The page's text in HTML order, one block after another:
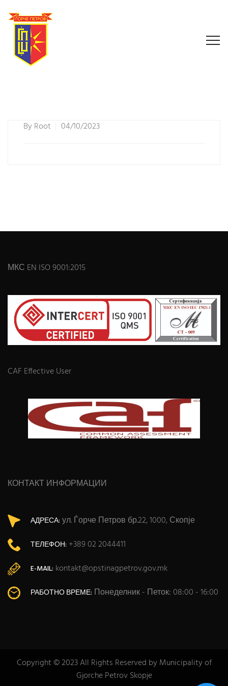
ByRoot 04/10/2023
МКС EN ISO 9001:2015
CAF Effective User
КОНТАКТ ИНФОРМАЦИИ
АДРЕСА: ул. Ѓорче Петров бр.22, 1000, Скопје
ТЕЛЕФОН: +389 02 2044411
E-MAIL: kontakt@opstinagpetrov.gov.mk
РАБОТНО ВРЕМЕ: Понеделник - Петок: 08:00 - 16:00
Copyright © 2023 All Rights Reserved by Municipality of
Gjorche Petrov Skopje